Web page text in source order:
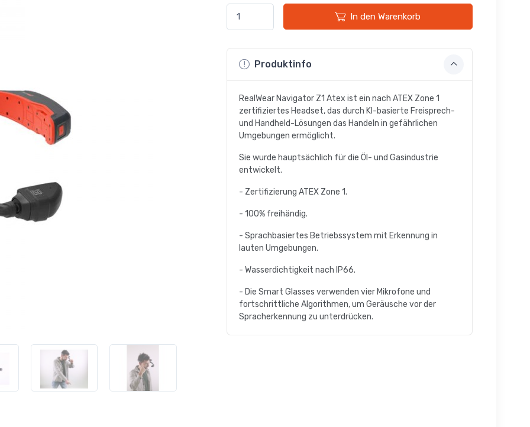
In den Warenkorb
Produktinfo
RealWear Navigator Z1 Atex ist ein nach ATEX Zone 1
zertifiziertes Headset, das durch KI-basierte Freisprech-
und Handheld-Lösungen das Handeln in gefährlichen
Umgebungen ermöglicht.
Sie wurde hauptsächlich für die Öl- und Gasindustrie
entwickelt.
- Zertifizierung ATEX Zone 1.
- 100% freihändig.
- Sprachbasiertes Betriebssystem mit Erkennung in
lauten Umgebungen.
- Wasserdichtigkeit nach IP66.
- Die Smart Glasses verwenden vier Mikrofone und
fortschrittliche Algorithmen, um Geräusche vor der
Spracherkennung zu unterdrücken.